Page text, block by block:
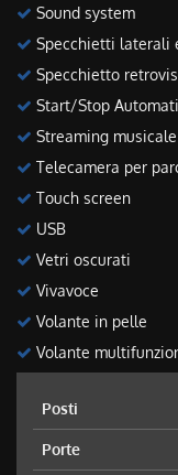
Sound system
Specchietti laterali
Specchietto
Start/Stop
Streaming
Telecamera per
Touch screen
USB
Vetri oscurati
Vivavoce
Volante in pelle
Volante
Posti
Porte